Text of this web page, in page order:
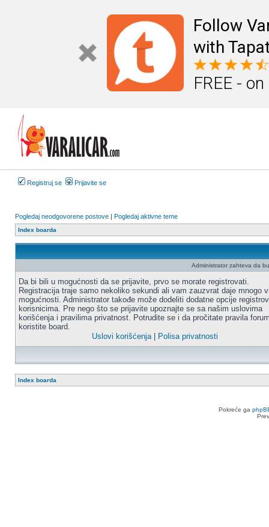
Follow
with
FREE -
Registruj se Prijavite se
Pogledaj neodgovorene postove | Pogledaj aktivne teme
Index boarda
Administrator zahteva da
Da bi bili u mogućnosti da se prijavite, prvo se morate registrovati.
Registracija traje samo nekoliko sekundi ali vam zauzvrat daje mnogo
mogućnosti. Administrator takođe može dodeliti dodatne opcije
korisnicima. Pre nego što se prijavite upoznajte se sa našim uslovima
korišćenja i pravilima privatnost. Potrudite se i da pročitate pravila
koristite board.
Uslovi korišćenja| Polisa privatnosti
Index boarda
Pokreće ga